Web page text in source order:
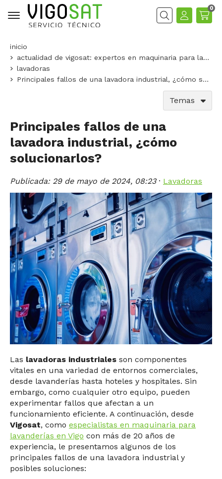
Buscar
0
inicio
actualidad de vigosat: expertos en maquinaria para lavanderías
lavadoras
Principales fallos de una lavadora industrial, ¿cómo solucionarlos?
Temas
Principales fallos de una
lavadora industrial, ¿cómo
solucionarlos?
Publicada: 29 de mayo de 2024, 08:23· Lavadoras
Las lavadoras industriales son componentes
vitales en una variedad de entornos comerciales,
desde lavanderías hasta hoteles y hospitales. Sin
embargo, como cualquier otro equipo, pueden
experimentar fallos que afectan a un
funcionamiento eficiente. A continuación, desde
Vigosat, como especialistas en maquinaria para
lavanderías en Vigo con más de 20 años de
experiencia, le presentamos algunos de los
principales fallos de una lavadora industrial y
posibles soluciones: